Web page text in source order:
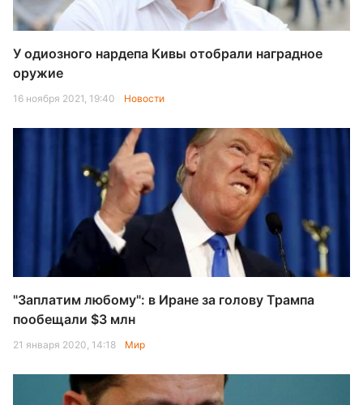
У одиозного нардепа Кивы отобрали наградное
оружие
16 ноября 2021, 19:40 Новости
"Заплатим любому": в Иране за голову Трампа
пообещали $3 млн
21 января 2020, 14:18 Мир